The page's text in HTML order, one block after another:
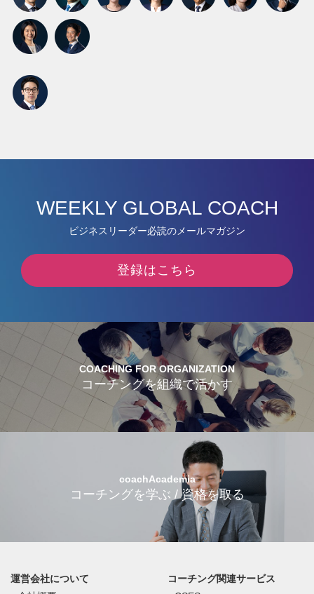
WEEKLY GLOBAL COACH
ビジネスリーダー必読のメールマガジン
登録はこちら
COACHING FOR ORGANIZATION
コーチングを組織で活かす
coachAcademia
コーチングを学ぶ / 資格を取る
運営会社について
コーチング関連サービス